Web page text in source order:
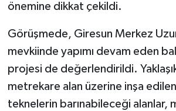
önemine dikkat çekildi.
Görüşmede, Giresun Merkez
mevkiinde yapımı devam eden
projesi de değerlendirildi.
metrekare alan üzerine inşa
teknelerin barınabileceği alanlar,